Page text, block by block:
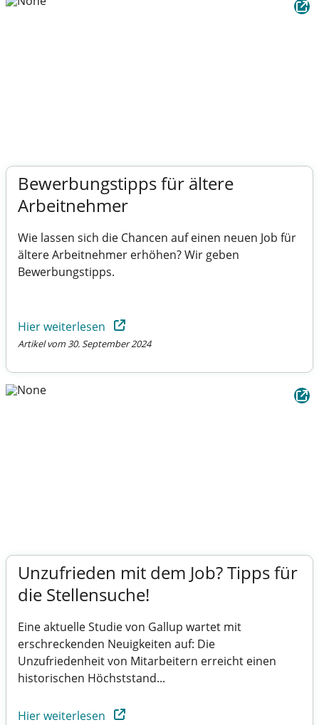
Bewerbungstipps für ältere
Arbeitnehmer
Wie lassen sich die Chancen auf einen neuen Job für
ältere Arbeitnehmer erhöhen? Wir geben
Bewerbungstipps.
Hier weiterlesen
Artikel vom 30. September 2024
Unzufrieden mit dem Job? Tipps für
die Stellensuche!
Eine aktuelle Studie von Gallup wartet mit
erschreckenden Neuigkeiten auf: Die
Unzufriedenheit von Mitarbeitern erreicht einen
historischen Höchststand...
Hier weiterlesen